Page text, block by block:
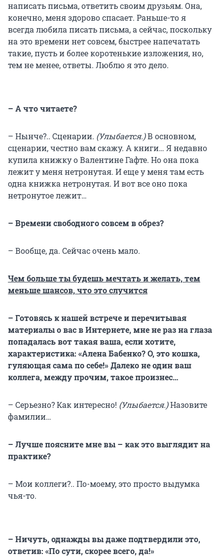
написать письма, ответить своим друзьям. Она,
конечно, меня здорово спасает. Раньше-то я
всегда любила писать письма, а сейчас, поскольку
на это времени нет совсем, быстрее напечатать
такие, пусть и более коротенькие изложения, но,
тем не менее, ответы. Люблю я это дело.
– А что читаете?
– Нынче?.. Сценарии. (Улыбается.)В основном,
сценарии, честно вам скажу. А книги… Я недавно
купила книжку о Валентине Гафте. Но она пока
лежит у меня нетронутая. И еще у меня там есть
одна книжка нетронутая. И вот все оно пока
нетронутое лежит…
– Времени свободного совсем в обрез?
– Вообще, да. Сейчас очень мало.
Чем больше ты будешь мечтать и желать, тем
меньше шансов, что это случится
– Готовясь к нашей встрече и перечитывая
материалы о вас в Интернете, мне не раз на глаза
попадалась вот такая ваша, если хотите,
характеристика: «Алена Бабенко? О, это кошка,
гуляющая сама по себе!» Далеко не один ваш
коллега, между прочим, такое произнес…
– Серьезно? Как интересно! (Улыбается.)Назовите
фамилии…
– Лучше поясните мне вы – как это выглядит на
практике?
– Мои коллеги?.. По-моему, это просто выдумка
чья-то.
– Ничуть, однажды вы даже подтвердили это,
ответив: «По сути, скорее всего, да!»